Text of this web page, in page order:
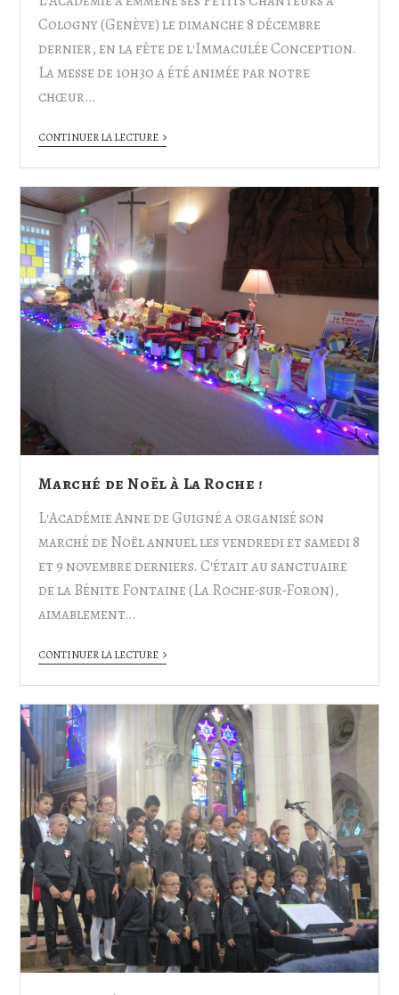
Cologny (Genève) le dimanche 8 décembre
dernier, en la fête de l'Immaculée Conception.
La messe de 10h30 a été animée par notre
chœur…
CONTINUER LA LECTURE
Marché de Noël à La Roche !
L'Académie Anne de Guigné a organisé son
marché de Noël annuel les vendredi et samedi 8
et 9 novembre derniers. C'était au sanctuaire
de la Bénite Fontaine (La Roche-sur-Foron),
aimablement…
CONTINUER LA LECTURE